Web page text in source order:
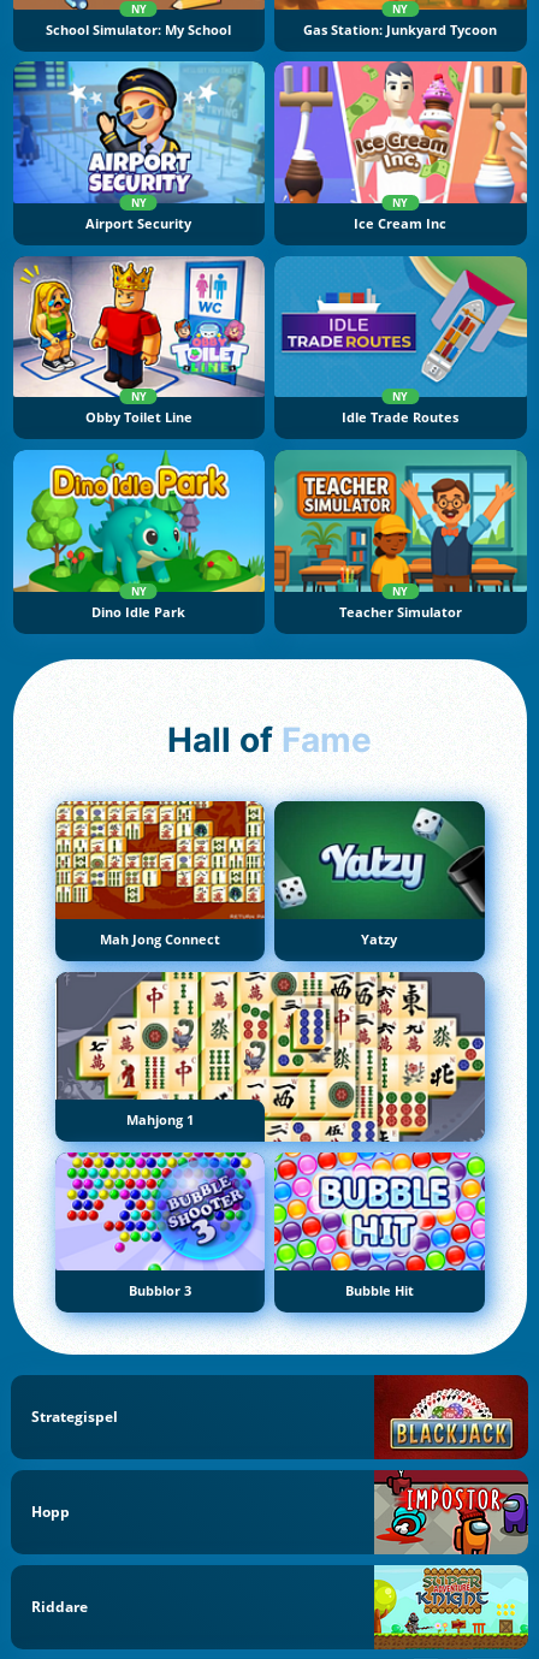
NY
School Simulator: My School
NY
Gas Station: Junkyard Tycoon
NY
Airport Security
NY
Ice Cream Inc
NY
Obby Toilet Line
NY
Idle Trade Routes
NY
Dino Idle Park
NY
Teacher Simulator
Hall of Fame
Mah Jong Connect Yatzy
Mahjong 1
Bubblor 3 Bubble Hit
Strategispel
Hopp
Riddare